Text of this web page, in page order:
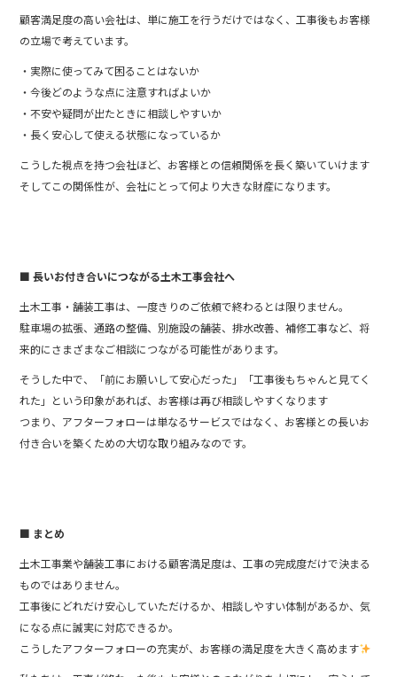
顧客満足度の高い会社は、単に施工を行うだけではなく、工事後もお客様
の立場で考えています。
・実際に使ってみて困ることはないか
・今後どのような点に注意すればよいか
・不安や疑問が出たときに相談しやすいか
・長く安心して使える状態になっているか
こうした視点を持つ会社ほど、お客様との信頼関係を長く築いていけます
そしてこの関係性が、会社にとって何より大きな財産になります。
■ 長いお付き合いにつながる土木工事会社へ
土木工事・舗装工事は、一度きりのご依頼で終わるとは限りません。
駐車場の拡張、通路の整備、別施設の舗装、排水改善、補修工事など、将
来的にさまざまなご相談につながる可能性があります。
そうした中で、「前にお願いして安心だった」「工事後もちゃんと見てく
れた」という印象があれば、お客様は再び相談しやすくなります
つまり、アフターフォローは単なるサービスではなく、お客様との長いお
付き合いを築くための大切な取り組みなのです。
■ まとめ
土木工事業や舗装工事における顧客満足度は、工事の完成度だけで決まる
ものではありません。
工事後にどれだけ安心していただけるか、相談しやすい体制があるか、気
になる点に誠実に対応できるか。
こうしたアフターフォローの充実が、お客様の満足度を大きく高めます